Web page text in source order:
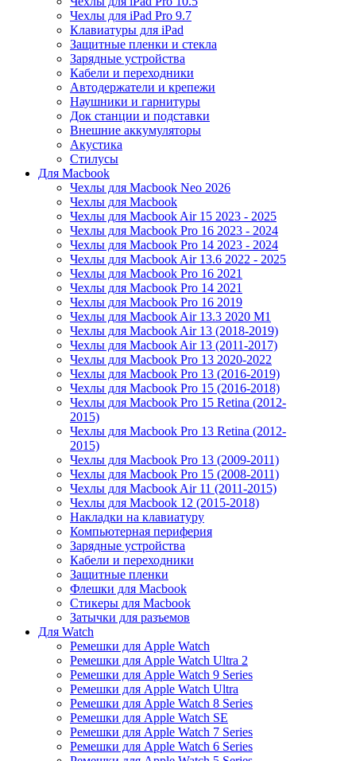
Чехлы для iPad Pro 9.7
Клавиатуры для iPad
Защитные пленки и стекла
Зарядные устройства
Кабели и переходники
Автодержатели и крепежи
Наушники и гарнитуры
Док станции и подставки
Внешние аккумуляторы
Акустика
Стилусы
Для Macbook
Чехлы для Macbook Neo 2026
Чехлы для Macbook
Чехлы для Macbook Air 15 2023 - 2025
Чехлы для Macbook Pro 16 2023 - 2024
Чехлы для Macbook Pro 14 2023 - 2024
Чехлы для Macbook Air 13.6 2022 - 2025
Чехлы для Macbook Pro 16 2021
Чехлы для Macbook Pro 14 2021
Чехлы для Macbook Pro 16 2019
Чехлы для Macbook Air 13.3 2020 M1
Чехлы для Macbook Air 13 (2018-2019)
Чехлы для Macbook Air 13 (2011-2017)
Чехлы для Macbook Pro 13 2020-2022
Чехлы для Macbook Pro 13 (2016-2019)
Чехлы для Macbook Pro 15 (2016-2018)
Чехлы для Macbook Pro 15 Retina (2012-
2015)
Чехлы для Macbook Pro 13 Retina (2012-
2015)
Чехлы для Macbook Pro 13 (2009-2011)
Чехлы для Macbook Pro 15 (2008-2011)
Чехлы для Macbook Air 11 (2011-2015)
Чехлы для Macbook 12 (2015-2018)
Накладки на клавиатуру
Компьютерная периферия
Зарядные устройства
Кабели и переходники
Защитные пленки
Флешки для Macbook
Стикеры для Macbook
Затычки для разъемов
Для Watch
Ремешки для Apple Watch
Ремешки для Apple Watch Ultra 2
Ремешки для Apple Watch 9 Series
Ремешки для Apple Watch Ultra
Ремешки для Apple Watch 8 Series
Ремешки для Apple Watch SE
Ремешки для Apple Watch 7 Series
Ремешки для Apple Watch 6 Series